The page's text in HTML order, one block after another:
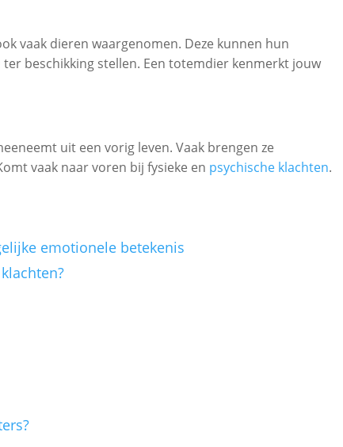
vaak dieren waargenomen. Deze kunnen hun
beschikking stellen. Een totemdier kenmerkt jouw
uit een vorig leven. Vaak brengen ze
vaak naar voren bij fysieke en psychische klachten.
emotionele betekenis